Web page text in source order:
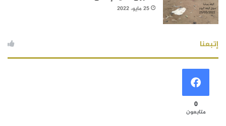
25 مايو، 2022
إتبعنا
0
متابعون